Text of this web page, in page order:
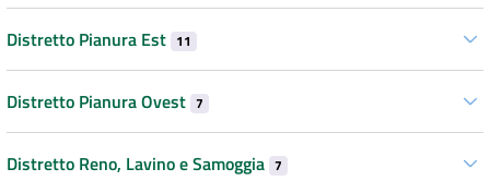
Distretto Pianura Est 11
Distretto Pianura Ovest 7
Distretto Reno, Lavino e Samoggia 7